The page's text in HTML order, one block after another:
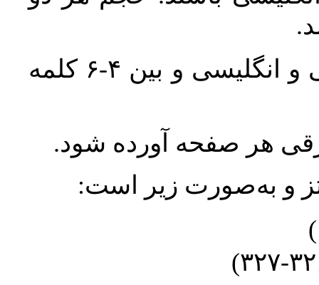
واژگان کلیدی بلافاصله پس از چکیده فارسی و انگلیسی و بین ۴-۶ کلمه
هر صفحه آورده شود.
و به‌صورت زیر است: